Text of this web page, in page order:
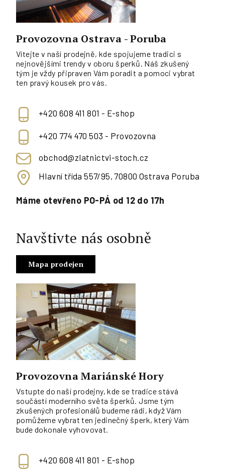
Provozovna Ostrava - Poruba
Vítejte v naší prodejně, kde spojujeme tradici s
nejnovějšími trendy v oboru šperků. Náš zkušený
tým je vždy připraven Vám poradit a pomoci vybrat
ten pravý kousek pro vás.
+420 608 411 801 - E-shop
+420 774 470 503 - Provozovna
obchod@zlatnictvi-stoch.cz
Hlavní třída 557/95, 70800 Ostrava Poruba
Máme otevřeno PO-PÁ od 12 do 17h
Navštivte nás osobně
Mapa prodejen
Provozovna Mariánské Hory
Vstupte do naší prodejny, kde se tradice stává
součástí moderního světa šperků. Jsme tým
zkušených profesionálů budeme rádi, když Vám
pomůžeme vybrat ten jedinečný šperk, který Vám
bude dokonale vyhovovat.
+420 608 411 801 - E-shop